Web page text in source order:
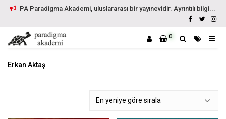
PA Paradigma Akademi, uluslararası bir yayınevidir. Ayrıntılı bilgi...
0
Erkan Aktaş